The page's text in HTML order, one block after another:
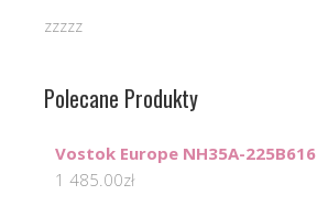
zzzzz
Polecane Produkty
Vostok Europe NH35A-225B616
1 485.00zł